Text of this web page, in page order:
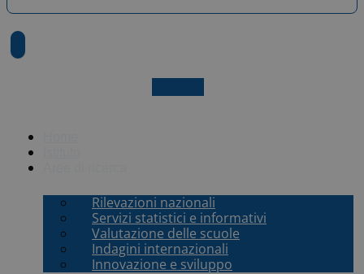
Rilevazioni nazionali
Servizi statistici e informativi
Valutazione delle scuole
Indagini internazionali
Innovazione e sviluppo